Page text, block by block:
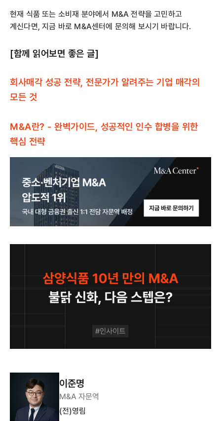
이준명
M&A 자문역
(전)영림
현재 식품 또는 소비재 분야에서 M&A 전략을 고민하고
계신다면, 지금 바로 M&A센터에 문의해 보시기 바랍니다.
[함께 읽어보면 좋은 글]
‍‍‍‍‍‍회사매각 성공 전략, 전문가가 알려주는 기업 매각의
모든 것
M&A란? - 완벽가이드, 성공적인 인수 합병을 위한
핵심 전략